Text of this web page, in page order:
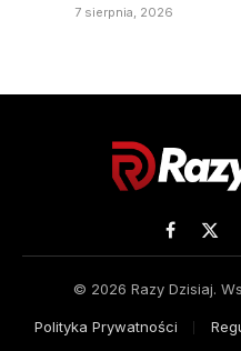
7 sierpnia, 2026
Facebook
X
© 2026 Razy Dzisiaj.
Polityka Prywatności